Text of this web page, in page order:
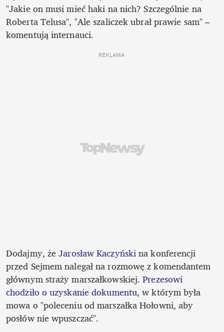
"Jakie on musi mieć haki na nich? Szczególnie na
Roberta Telusa", "Ale szaliczek ubrał prawie sam" –
komentują internauci.
REKLAMA
Dodajmy, że Jarosław Kaczyński na konferencji
przed Sejmem nalegał na rozmowę z komendantem
głównym straży marszałkowskiej. Prezesowi
chodziło o uzyskanie dokumentu, w którym była
mowa o "poleceniu od marszałka Hołowni, aby
posłów nie wpuszczać".